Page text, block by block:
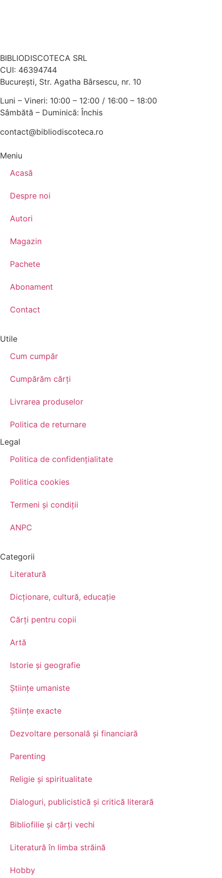
BIBLIODISCOTECA SRL
CUI: 46394744
Bucureşti, Str. Agatha Bârsescu, nr. 10
Luni – Vineri: 10:00 – 12:00 / 16:00 – 18:00
Sâmbătă – Duminică: Închis
contact@bibliodiscoteca.ro
Meniu
Acasă
Despre noi
Autori
Magazin
Pachete
Abonament
Contact
Utile
Cum cumpăr
Cumpărăm cărţi
Livrarea produselor
Politica de returnare
Legal
Politica de confidenţialitate
Politica cookies
Termeni şi condiţii
ANPC
Categorii
Literatură
Dicționare, cultură, educație
Cărți pentru copii
Artă
Istorie și geografie
Științe umaniste
Științe exacte
Dezvoltare personală şi financiară
Parenting
Religie și spiritualitate
Dialoguri, publicistică și critică literară
Bibliofilie și cărți vechi
Literatură în limba străină
Hobby